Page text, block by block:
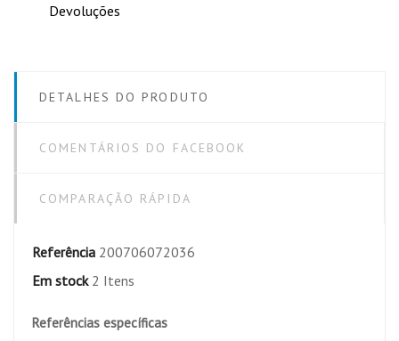
Devoluções
DETALHES DO PRODUTO
COMENTÁRIOS DO FACEBOOK
COMPARAÇÃO RÁPIDA
Referência 200706072036
Em stock 2 Itens
Referências específicas